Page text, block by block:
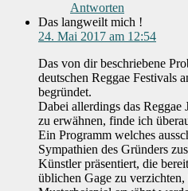
Antworten
Das langweilt mich !
24. Mai 2017 am 12:54
Das von dir beschriebene
deutschen Reggae Festivals
begründet.
Dabei allerdings das Reggae
zu erwähnen, finde ich
Ein Programm welches
Sympathien des Gründers
Künstler präsentiert, die
üblichen Gage zu